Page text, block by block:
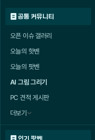
공통 커뮤니티
오픈 이슈 갤러리
오늘의 핫벤
오늘의 팟벤
AI 그림 그리기
PC 견적 게시판
더보기
인기 팟벤